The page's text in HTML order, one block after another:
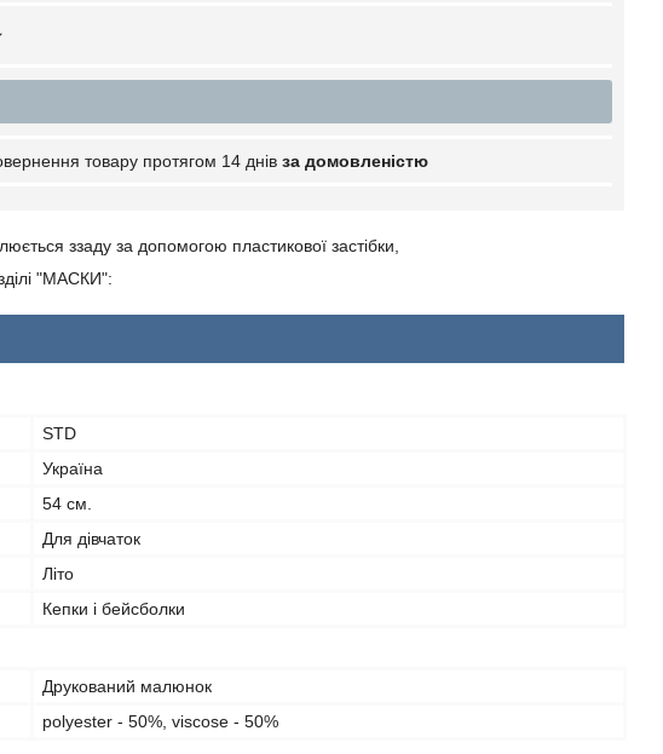
товару протягом 14 днів за домовленістю
ззаду за допомогою пластикової застібки,
"МАСКИ":
STD
Україна
54 см.
Для дівчаток
Літо
Кепки і бейсболки
Друкований малюнок
polyester - 50%, viscose - 50%